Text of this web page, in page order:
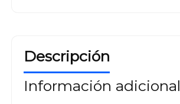
Descripción
Información adicional